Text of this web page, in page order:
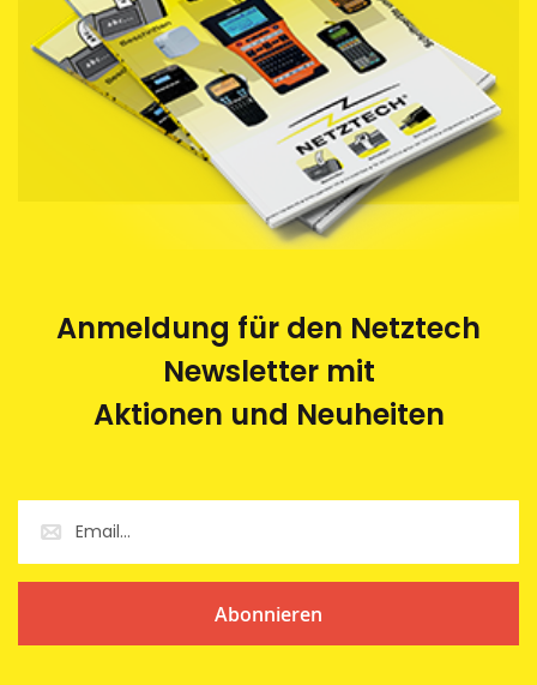
uns entsorgen zu lassen. Die leeren Kassetten
werden im Auftrag von Netztech von einem
Behindertenwerk zerlegt und die Rohstoffe der
Wiederverwertung zugeführt. Eine saubere und
umweltfreundliche Sache.
Anmeldung für den Netztech
Newsletter mit
Aktionen und Neuheiten
Abonnieren